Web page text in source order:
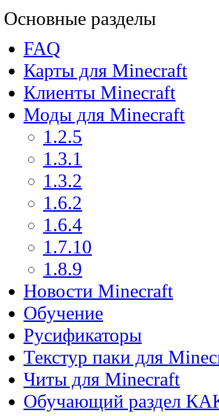
Основные разделы
FAQ
Карты для Minecraft
Клиенты Minecraft
Моды для Minecraft
1.2.5
1.3.1
1.3.2
1.6.2
1.6.4
1.7.10
1.8.9
Новости Minecraft
Обучение
Русификаторы
Текстур паки для
Читы для Minecraft
Обучающий раздел